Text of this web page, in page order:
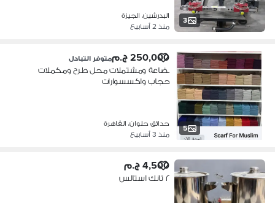
3
البدرشين، الجيزة
منذ 2 أسابيع
5
250,000 ج.م متوفر التبادل
بضاعة ومشتملات محل طرح ومكملات
حجاب واكسسوارات
حدائق حلوان، القاهرة
منذ 3 أسابيع
4,500 ج.م
٢ تانك استالس